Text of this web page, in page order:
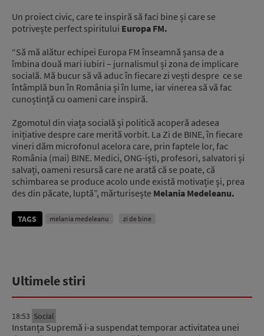
Un proiect civic, care te inspiră să faci bine și care se
potrivește perfect spiritului Europa FM.
“Să mă alătur echipei Europa FM înseamnă șansa de a
îmbina două mari iubiri – jurnalismul și zona de implicare
socială. Mă bucur să vă aduc în fiecare zi vești despre ce se
întâmplă bun în România și în lume, iar vinerea să vă fac
cunoștință cu oameni care inspiră.
Zgomotul din viața socială și politică acoperă adesea
inițiative despre care merită vorbit. La Zi de BINE, în fiecare
vineri dăm microfonul acelora care, prin faptele lor, fac
România (mai) BINE. Medici, ONG-iști, profesori, salvatori și
salvați, oameni resursă care ne arată că se poate, că
schimbarea se produce acolo unde există motivație și, prea
des din păcate, luptă”, mărturisește Melania Medeleanu.
TAGS melania medeleanu zi de bine
Ultimele stiri
18:53 Social
Instanța Supremă i-a suspendat temporar activitatea unei